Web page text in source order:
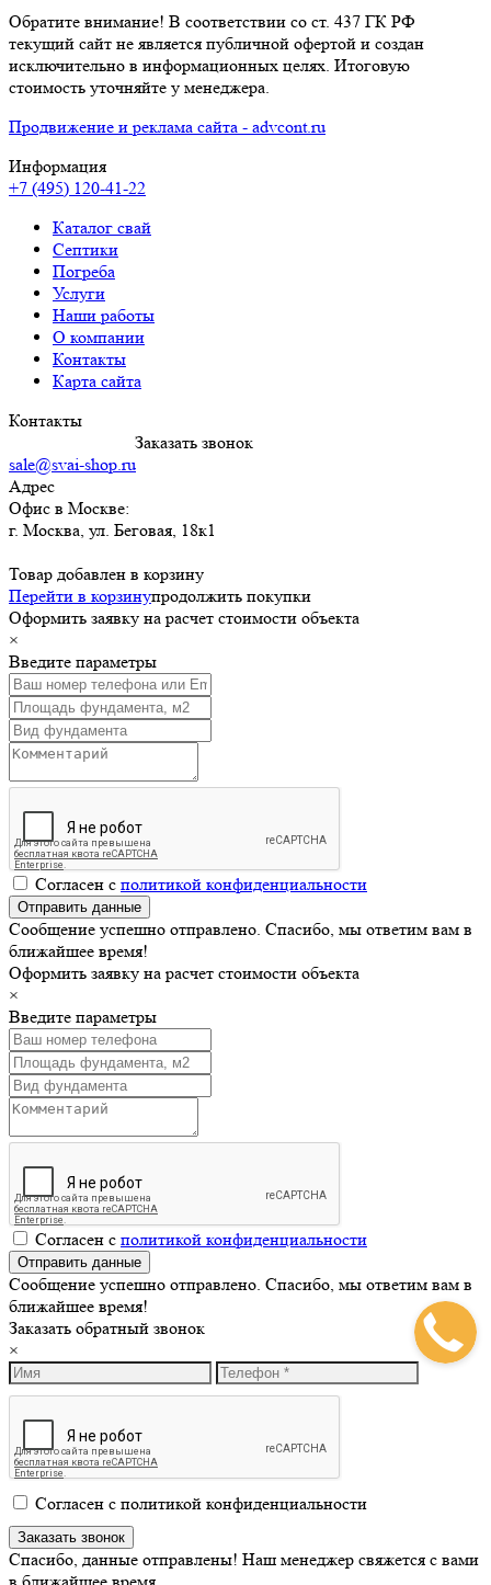
Обратите внимание! В соответствии со ст. 437 ГК РФ
текущий сайт не является публичной офертой и создан
исключительно в информационных целях. Итоговую
стоимость уточняйте у менеджера.
Продвижение и реклама сайта - advcont.ru
Информация
+7 (495) 120-41-22
Каталог свай
Септики
Погреба
Услуги
Наши работы
О компании
Контакты
Карта сайта
Контакты
Заказать звонок
sale@svai-shop.ru
Адрес
Офис в Москве:
г. Москва ул. Беговая, 18к1
Товар добавлен в корзину
Перейти в корзинупродолжить покупки
Оформить заявку на расчет стоимости объекта
×
Введите параметры
Согласен с политикой конфиденциальности
Сообщение успешно отправлено. Спасибо, мы ответим вам в
ближайшее время!
Оформить заявку на расчет стоимости объекта
×
Введите параметры
Согласен с политикой конфиденциальности
Сообщение успешно отправлено. Спасибо, мы ответим вам в
ближайшее время!
Заказать обратный звонок
×
Согласен с политикой конфиденциальности
Спасибо, данные отправлены! Наш менеджер свяжется с вами
в ближайшее время.